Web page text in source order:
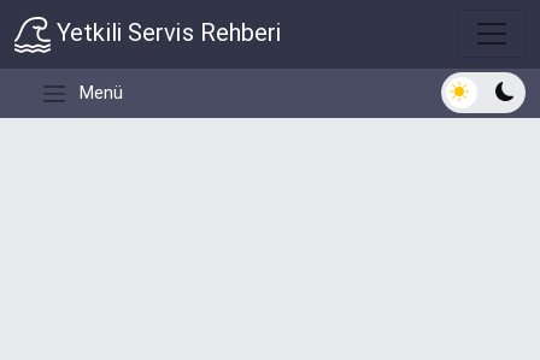
Yetkili Servis Rehberi
Menü Açık/Koyu